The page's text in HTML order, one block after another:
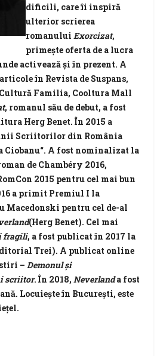
dificili, care îi inspiră
ulterior scrierea
romanului Exorcizat,
primeşte oferta de a lucra
activează şi în prezent. A
în Revista de Suspans,
Familia, Cooltura Mall
, romanul său de debut, a fost
Herg Benet. În 2015 a
Scriitorilor din România
Ciobanu“. A fost nominalizat la
de Chambéry 2016,
2015 pentru cel mai bun
a primit Premiul I la
pentru cel de-al
(Herg Benet). Cel mai
fragili, a fost publicat în 2017 la
Trei). A publicat online
– Demonul și
scriitor. În 2018, Neverlanda fost
Locuieşte în Bucureşti, este